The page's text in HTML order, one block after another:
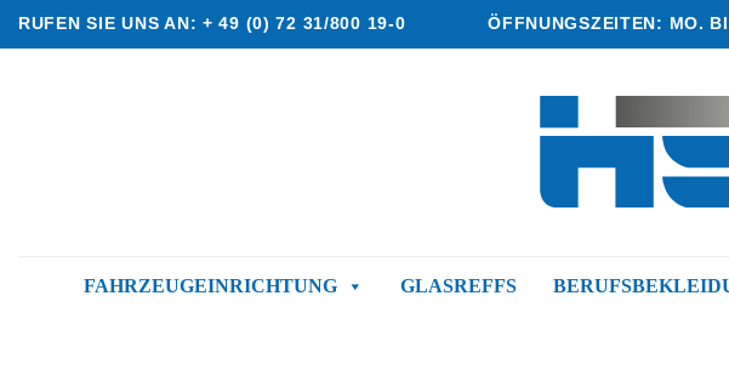
Skip
to
RUFEN SIE UNS AN: + 49 (0) 72 31/800 19-0 ÖFFNUNGSZEITEN: MO.
FAHRZEUGEINRICHTUNG GLASREFFS